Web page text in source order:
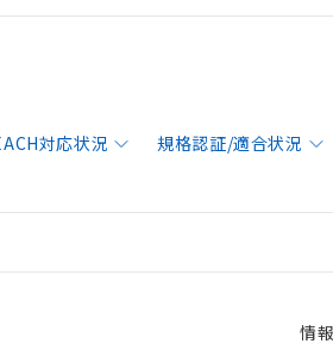
対応状況 規格認証/適合状況
情